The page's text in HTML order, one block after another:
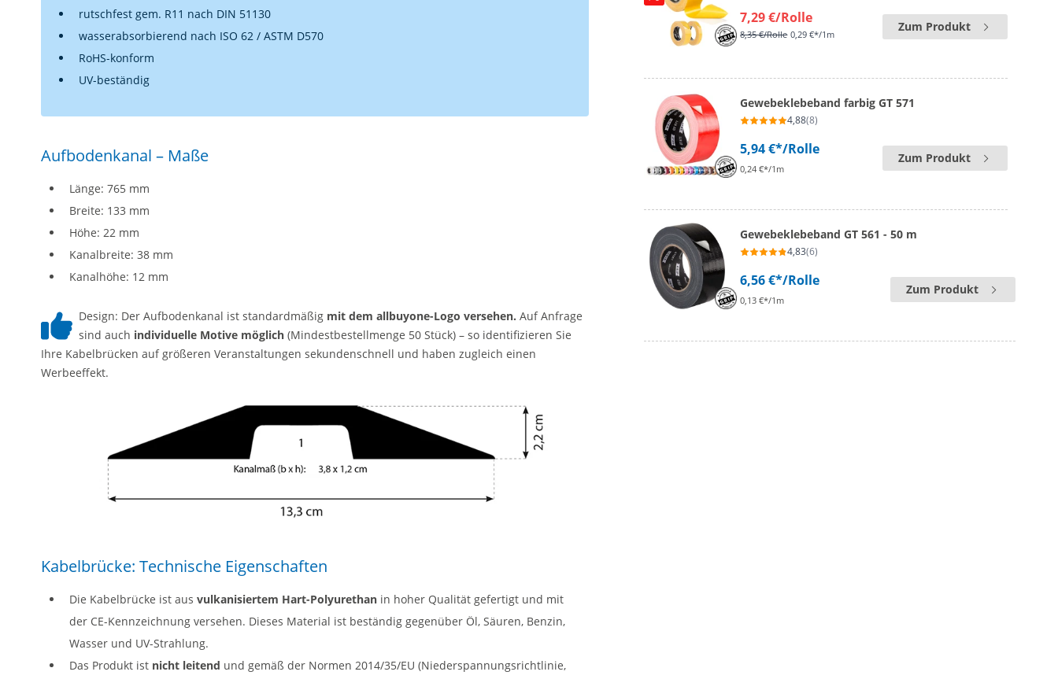
rutschfest gem. R11 nach DIN 51130
wasserabsorbierend nach ISO 62 / ASTM D570
RoHS-konform
UV-beständig
Aufbodenkanal – Maße
Länge: 765 mm
Breite: 133 mm
Höhe: 22 mm
Kanalbreite: 38 mm
Kanalhöhe: 12 mm
Design: Der Aufbodenkanal ist standardmäßig mit dem allbuyone-Logo versehen. Auf Anfrage
sind auch individuelle Motive möglich (Mindestbestellmenge 50 Stück) – so identifizieren Sie
Ihre Kabelbrücken auf größeren Veranstaltungen sekundenschnell und haben zugleich einen
Werbeeffekt.
Kabelbrücke: Technische Eigenschaften
Die Kabelbrücke ist aus vulkanisiertem Hart-Polyurethan in hoher Qualität gefertigt und mit
der CE-Kennzeichnung versehen. Dieses Material ist beständig gegenüber Öl, Säuren, Benzin,
Wasser und UV-Strahlung.
Das Produkt ist nicht leitend und gemäß der Normen 2014/35/EU (Niederspannungsrichtlinie,
7,29 €/Rolle
8,35 €/Rolle 0,29 €*/1m
Zum Produkt
Gewebeklebeband farbig GT 571
4,88(8)
5,94 €*/Rolle
0,24 €*/1m
Zum Produkt
Gewebeklebeband GT 561 - 50 m
4,83(6)
6,56 €*/Rolle
0,13 €*/1m
Zum Produkt